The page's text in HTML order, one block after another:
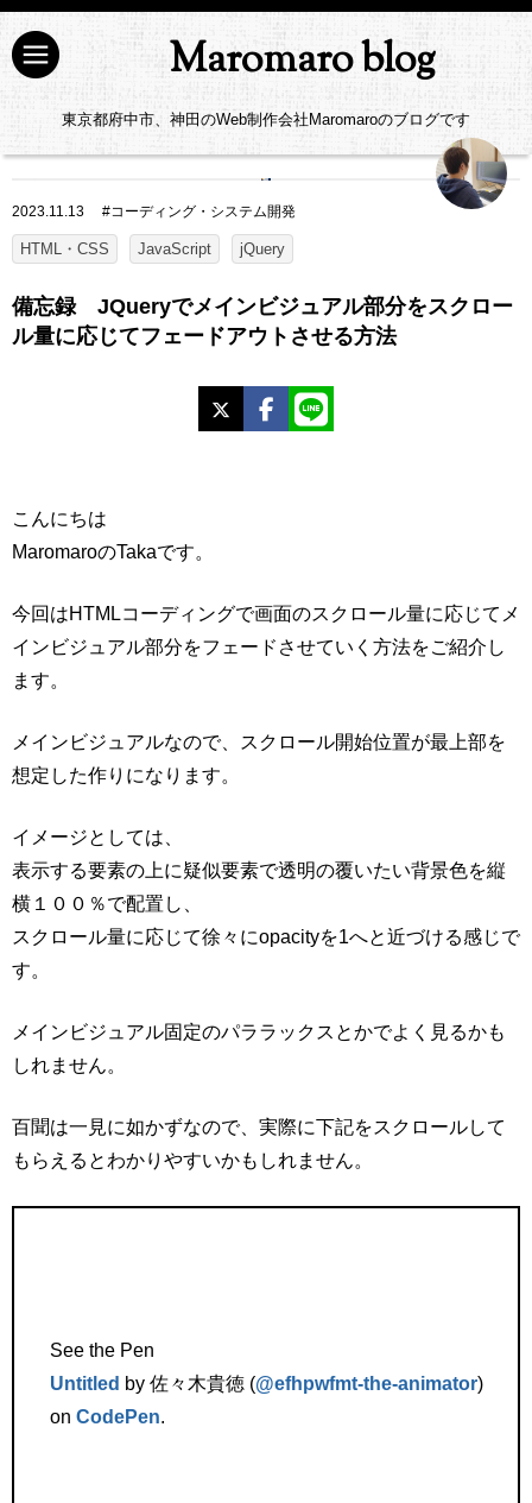
Maromaro blog
東京都府中市、神田のWeb制作会社Maromaroのブログです
2023.11.13 #コーディング・システム開発
HTML・CSS JavaScript jQuery
備忘録 JQueryでメインビジュアル部分をスクロー
ル量に応じてフェードアウトさせる方法
Facebook
こんにちは
MaromaroのTakaです。
今回はHTMLコーディングで画面のスクロール量に応じてメ
インビジュアル部分をフェードさせていく方法をご紹介し
ます。
メインビジュアルなので、スクロール開始位置が最上部を
想定した作りになります。
イメージとしては、
表示する要素の上に疑似要素で透明の覆いたい背景色を縦
横１００％で配置し、
スクロール量に応じて徐々にopacityを1へと近づける感じで
す。
メインビジュアル固定のパララックスとかでよく見るかも
しれません。
百聞は一見に如かずなので、実際に下記をスクロールして
もらえるとわかりやすいかもしれません。
See the Pen
Untitled by 佐々木貴徳 (@efhpwfmt-the-animator)
on CodePen.